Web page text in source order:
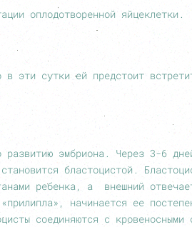
оплодотворенной яйцеклетки.
в эти сутки ей предстоит
развитию эмбриона. Через 3-6
бластоцистой.
ребенка, а внешний
начинается ее
соединяются с кровеносными